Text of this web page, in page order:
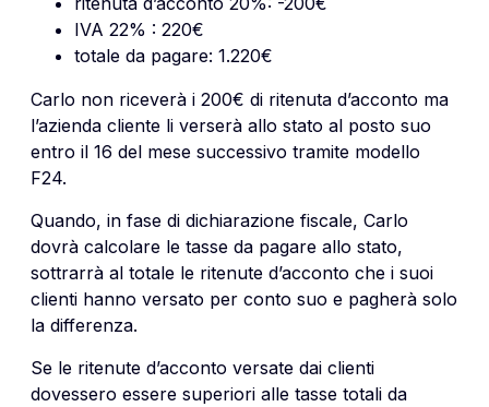
IVA 22% : 220€
totale da pagare: 1.220€
Carlo non riceverà i 200€ di ritenuta d’acconto ma
l’azienda cliente li verserà allo stato al posto suo
entro il 16 del mese successivo tramite modello
F24.
Quando, in fase di dichiarazione fiscale, Carlo
dovrà calcolare le tasse da pagare allo stato,
sottrarrà al totale le ritenute d’acconto che i suoi
clienti hanno versato per conto suo e pagherà solo
la differenza.
Se le ritenute d’acconto versate dai clienti
dovessero essere superiori alle tasse totali da